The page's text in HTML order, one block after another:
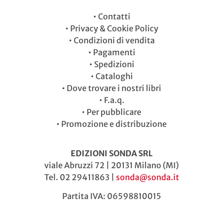
• Contatti
• Privacy & Cookie Policy
• Condizioni di vendita
• Pagamenti
• Spedizioni
• Cataloghi
• Dove trovare i nostri libri
• F.a.q.
• Per pubblicare
• Promozione e distribuzione
EDIZIONI SONDA SRL
viale Abruzzi 72 | 20131 Milano (MI)
Tel. 02 29411863 | sonda@sonda.it
Partita IVA: 06598810015